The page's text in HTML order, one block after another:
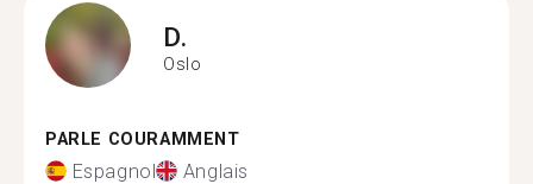
D.
Oslo
PARLE COURAMMENT
Espagnol Anglais